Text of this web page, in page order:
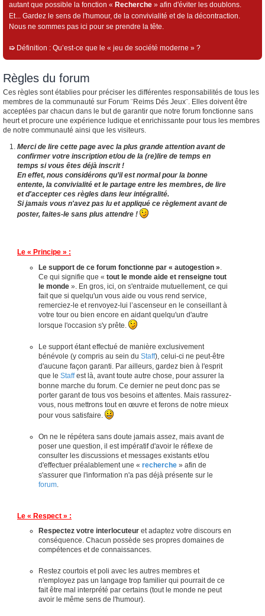
autant que possible la fonction « Recherche » afin d'éviter les doublons.
Et... Gardez le sens de l'humour, de la convivialité et de la décontraction.
Nous ne sommes pas ici pour se prendre la tête.
➯ Définition : Qu’est-ce que le « jeu de société moderne » ?
Règles du forum
Ces règles sont établies pour préciser les différentes responsabilités de tous les
membres de la communauté sur Forum ¨Reims Dés Jeux¨. Elles doivent être
acceptées par chacun dans le but de garantir que notre forum fonctionne sans
heurt et procure une expérience ludique et enrichissante pour tous les membres
de notre communauté ainsi que les visiteurs.
Merci de lire cette page avec la plus grande attention avant de
confirmer votre inscription et/ou de la (re)lire de temps en
temps si vous êtes déjà inscrit !
En effet, nous considérons qu’il est normal pour la bonne
entente, la convivialité et le partage entre les membres, de lire
et d'accepter ces règles dans leur intégralité.
Si jamais vous n'avez pas lu et appliqué ce règlement avant de
poster, faites-le sans plus attendre !
Le « Principe » :
Le support de ce forum fonctionne par « autogestion »
Ce qui signifie que « tout le monde aide et renseigne tout
le monde ». En gros, ici, on s'entraide mutuellement, ce qui
fait que si quelqu'un vous aide ou vous rend service,
remerciez-le et renvoyez-lui l’ascenseur en le conseillant à
votre tour ou bien encore en aidant quelqu'un d'autre
lorsque l'occasion s'y prête.
Le support étant effectué de manière exclusivement
bénévole (y compris au sein du Staff), celui-ci ne peut-être
d'aucune façon garanti. Par ailleurs, gardez bien à l'esprit
que le Staffest là, avant toute autre chose, pour assurer la
bonne marche du forum. Ce dernier ne peut donc pas se
porter garant de tous vos besoins et attentes. Mais rassurez-
vous, nous mettrons tout en œuvre et ferons de notre mieux
pour vous satisfaire.
On ne le répétera sans doute jamais assez, mais avant de
poser une question, il est impératif d'avoir le réflexe de
consulter les discussions et messages existants et/ou
d'effectuer préalablement une « recherche » afin de
s'assurer que l'information n'a pas déjà présente sur le
forum
Le « Respect » :
Respectez votre interlocuteur et adaptez votre discours en
conséquence. Chacun possède ses propres domaines de
compétences et de connaissances.
Restez courtois et poli avec les autres membres et
n'employez pas un langage trop familier qui pourrait de ce
fait être mal interprété par certains (tout le monde ne peut
avoir le même sens de l'humour).